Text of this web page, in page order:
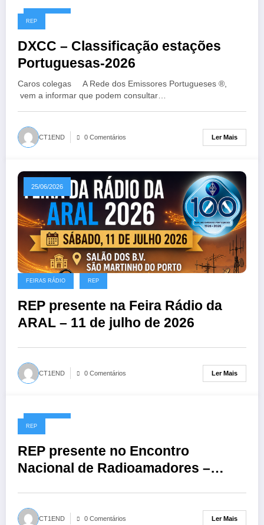
06/07/2026
REP
DXCC – Classificação estações
Portuguesas-2026
Caros colegas A Rede dos Emissores Portugueses ®,
vem a informar que podem consultar…
CT1END 0 Comentários Ler Mais
25/06/2026
FEIRAS RÁDIO REP
REP presente na Feira Rádio da
ARAL – 11 de julho de 2026
CT1END 0 Comentários Ler Mais
01/06/2026
REP
REP presente no Encontro
Nacional de Radioamadores –
CT1END 0 Comentários Ler Mais